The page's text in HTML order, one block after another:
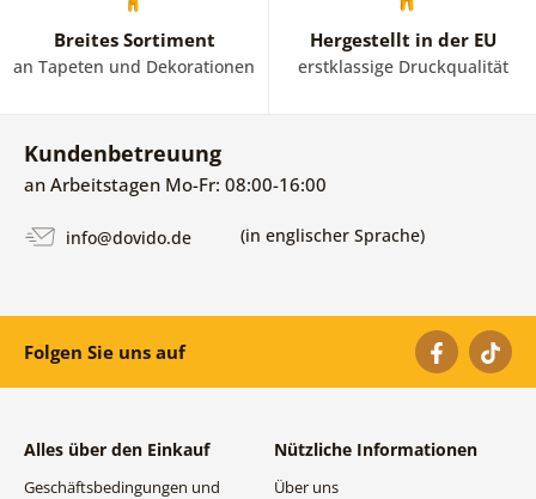
Breites Sortiment
an Tapeten und Dekorationen
Hergestellt in der EU
erstklassige Druckqualität
Kundenbetreuung
an Arbeitstagen Mo-Fr: 08:00-16:00
info@dovido.de (in englischer Sprache)
Folgen Sie uns auf
Alles über den Einkauf
Geschäftsbedingungen und
Nützliche Informationen
Über uns